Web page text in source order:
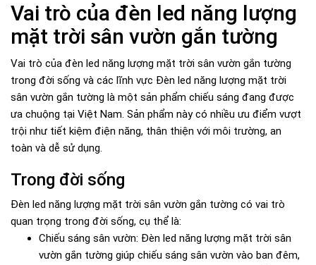
Vai trò của đèn led năng lượng
mặt trời sân vườn gắn tường
Vai trò của đèn led năng lượng mặt trời sân vườn gắn tường
trong đời sống và các lĩnh vực Đèn led năng lượng mặt trời
sân vườn gắn tường là một sản phẩm chiếu sáng đang được
ưa chuộng tại Việt Nam. Sản phẩm này có nhiều ưu điểm vượt
trội như tiết kiệm điện năng, thân thiện với môi trường, an
toàn và dễ sử dụng.
Trong đời sống
Đèn led năng lượng mặt trời sân vườn gắn tường có vai trò
quan trọng trong đời sống, cụ thể là:
Chiếu sáng sân vườn: Đèn led năng lượng mặt trời sân
vườn gắn tường giúp chiếu sáng sân vườn vào ban đêm,